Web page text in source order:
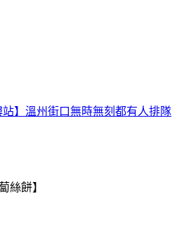
站】溫州街口無時無刻都有人排隊
絲餅】